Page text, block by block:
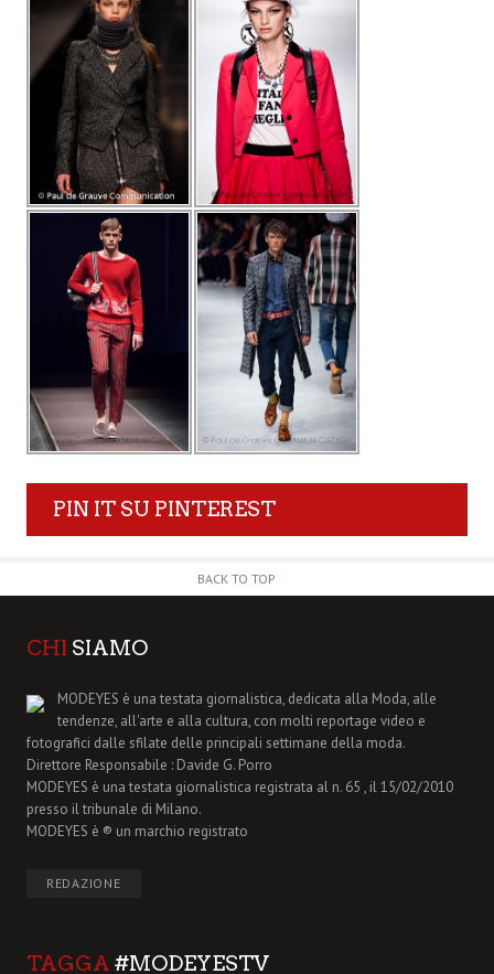
PIN IT SU PINTEREST
BACK TO TOP
CHI SIAMO
MODEYES è una testata giornalistica, dedicata alla Moda, alle
tendenze, all'arte e alla cultura, con molti reportage video e
fotografici dalle sfilate delle principali settimane della moda.
Direttore Responsabile : Davide G. Porro
MODEYES è una testata giornalistica registrata al n. 65 , il 15/02/2010
presso il tribunale di Milano.
MODEYES è ® un marchio registrato
REDAZIONE
TAGGA #MODEYESTV